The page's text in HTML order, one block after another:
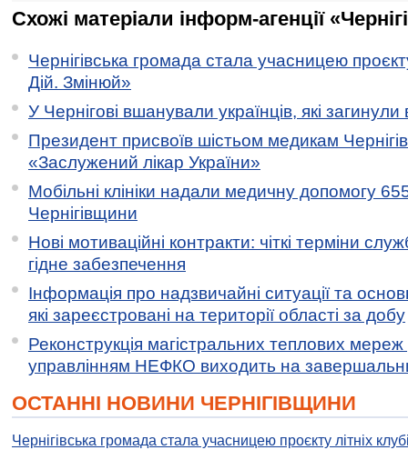
Схожі матеріали інформ-агенції
Чернігівська громада стала учасницею
Дій. Змінюй»
У Чернігові вшанували українців, які загинули
Президент присвоїв шістьом медикам
«Заслужений лікар України»
Мобільні клініки надали медичну допомогу
Чернігівщини
Нові мотиваційні контракти: чіткі терміни
гідне забезпечення
Інформація про надзвичайні ситуації та
які зареєстровані на території області за добу
Реконструкція магістральних теплових мереж
управлінням НЕФКО виходить на
ОСТАННІ НОВИНИ ЧЕРНІГІВЩИНИ
Чернігівська громада стала учасницею проєкту літніх